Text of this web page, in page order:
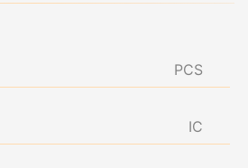
PCS
IC